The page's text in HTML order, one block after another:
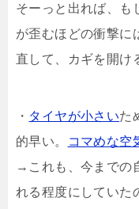
そーっと出れば、も
が歪むほどの衝撃に
直して、カギを開け
・ タイヤが小さいた
的早い。
コマめな空
→これも、今までの
れる程度にしていた